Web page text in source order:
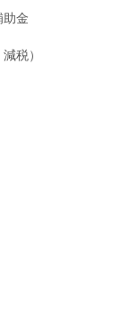
助金
税）